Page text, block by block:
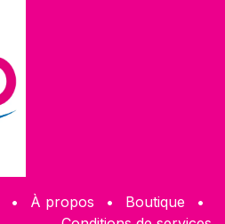
• À propos • Boutique
•